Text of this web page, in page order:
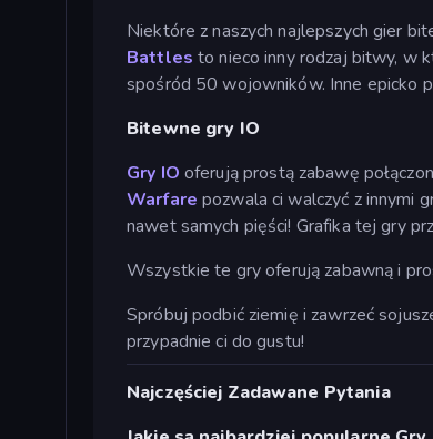
Niektóre z naszych najlepszych gier
Battles to nieco inny rodzaj bitwy, w
spośród 50 wojowników. Inne epicko
Bitewne gry IO
Gry IO oferują prostą zabawę
Warfare pozwala ci walczyć z innymi
nawet samych pięści! Grafika tej gry
Wszystkie te gry oferują zabawną i
Spróbuj podbić ziemię i zawrzeć
przypadnie ci do gustu!
Najczęściej Zadawane Pytania